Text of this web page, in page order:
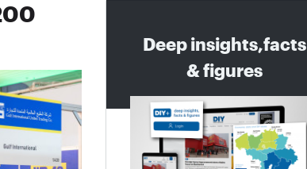
Deep insights,facts
& figures